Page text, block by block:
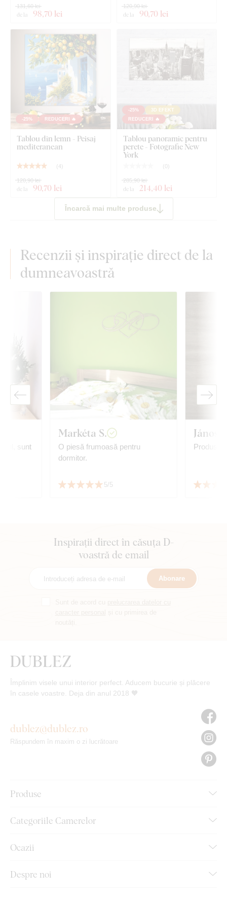
de la 98,70 lei
131,60 lei
de la 90,70 lei
120,90 lei
-25% REDUCERI 🔥
Tablou din lemn - Peisaj
mediteranean
( 4)
de la 90,70 lei
120,90 lei
-25%
3D EFEKT
REDUCERI 🔥
Tablou panoramic pentru
perete - Fotografie New
York
( 0)
de la 214,40 lei
285,90 lei
Încarcă mai multe produse
Recenzii și inspirație direct de la
dumneavoastră
sunt
Markéta S.
O piesă frumoasă pentru
dormitor.
5/5
János
Produs
Inspirații direct în căsuța D-
voastră de email
Abonare
Împlinim visele unui interior perfect. Aducem bucurie și plăcere
în casele voastre. Deja din anul 2018 🧡
Produse
Categoriile Camerelor
Ocazii
Despre noi
dublez@dublez.ro
Răspundem în maxim o zi lucrătoare